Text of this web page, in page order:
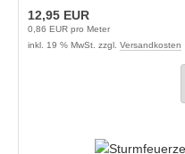
12,95 EUR
0,86 EUR pro Meter
inkl. 19 % MwSt. zzgl. Versandkosten